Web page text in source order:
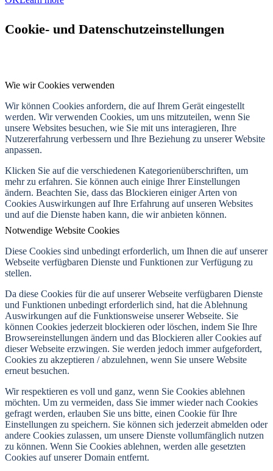
Cookie- und Datenschutzeinstellungen
Wie wir Cookies verwenden
Wir können Cookies anfordern, die auf Ihrem Gerät eingestellt
werden. Wir verwenden Cookies, um uns mitzuteilen, wenn Sie
unsere Websites besuchen, wie Sie mit uns interagieren, Ihre
Nutzererfahrung verbessern und Ihre Beziehung zu unserer Website
anpassen.
Klicken Sie auf die verschiedenen Kategorienüberschriften, um
mehr zu erfahren. Sie können auch einige Ihrer Einstellungen
ändern. Beachten Sie, dass das Blockieren einiger Arten von
Cookies Auswirkungen auf Ihre Erfahrung auf unseren Websites
und auf die Dienste haben kann, die wir anbieten können.
Notwendige Website Cookies
Diese Cookies sind unbedingt erforderlich, um Ihnen die auf unserer
Webseite verfügbaren Dienste und Funktionen zur Verfügung zu
stellen.
Da diese Cookies für die auf unserer Webseite verfügbaren Dienste
und Funktionen unbedingt erforderlich sind, hat die Ablehnung
Auswirkungen auf die Funktionsweise unserer Webseite. Sie
können Cookies jederzeit blockieren oder löschen, indem Sie Ihre
Browsereinstellungen ändern und das Blockieren aller Cookies auf
dieser Webseite erzwingen. Sie werden jedoch immer aufgefordert,
Cookies zu akzeptieren / abzulehnen, wenn Sie unsere Website
erneut besuchen.
Wir respektieren es voll und ganz, wenn Sie Cookies ablehnen
möchten. Um zu vermeiden, dass Sie immer wieder nach Cookies
gefragt werden, erlauben Sie uns bitte, einen Cookie für Ihre
Einstellungen zu speichern. Sie können sich jederzeit abmelden oder
andere Cookies zulassen, um unsere Dienste vollumfänglich nutzen
zu können. Wenn Sie Cookies ablehnen, werden alle gesetzten
Cookies auf unserer Domain entfernt.